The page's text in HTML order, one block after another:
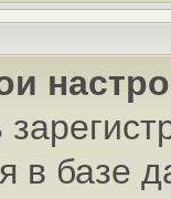
в базе